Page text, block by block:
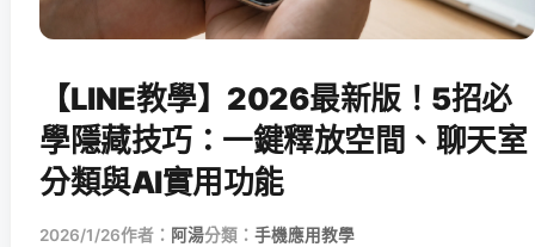
【LINE教學】2026最新版！5招必
學隱藏技巧：一鍵釋放空間、聊天室
分類與AI實用功能
2026/1/26作者： 阿湯分類： 手機應用教學